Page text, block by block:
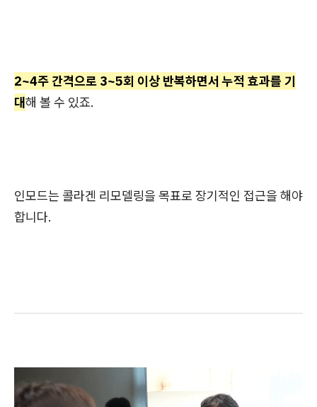
2~4주 간격으로 3~5회 이상 반복하면서 누적 효과를 기
대해 볼 수 있죠.
인모드는 콜라겐 리모델링을 목표로 장기적인 접근을 해야
합니다.